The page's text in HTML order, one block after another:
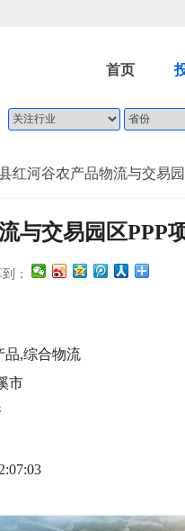
首页
红河谷农产品物流与交易
与交易园区PPP
：
品,综合物流
市